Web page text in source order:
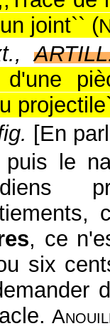
joint`` (
d'une
[En
le
, ce
six